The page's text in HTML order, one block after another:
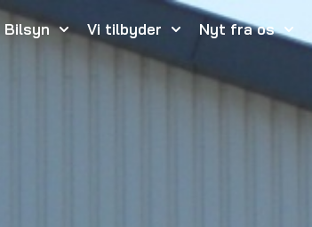
Bilsyn Vi tilbyder Nyt fra os